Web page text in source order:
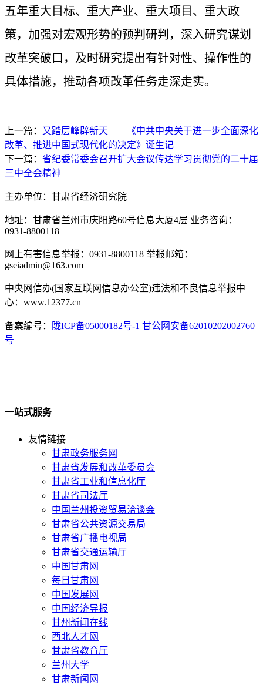
五年重大目标、重大产业、重大项目、重大政
策，加强对宏观形势的预判研判，深入研究谋划
改革突破口，及时研究提出有针对性、操作性的
具体措施，推动各项改革任务走深走实。
上一篇： 又踏层峰辟新天——《中共中央关于进一步全面深化
改革、推进中国式现代化的决定》诞生记
下一篇： 省纪委常委会召开扩大会议传达学习贯彻党的二十届
三中全会精神
主办单位：甘肃省经济研究院
地址：甘肃省兰州市庆阳路60号信息大厦4层 业务咨询：
0931-8800118
网上有害信息举报：0931-8800118 举报邮箱：
gseiadmin@163.com
中央网信办(国家互联网信息办公室)违法和不良信息举报中
心：www.12377.cn
备案编号： 陇ICP备05000182号-1 甘公网安备62010202002760
号
一站式服务
友情链接
甘肃政务服务网
甘肃省发展和改革委员会
甘肃省工业和信息化厅
甘肃省司法厅
中国兰州投资贸易洽谈会
甘肃省公共资源交易局
甘肃省广播电视局
甘肃省交通运输厅
中国甘肃网
每日甘肃网
中国发展网
中国经济导报
甘州新闻在线
西北人才网
甘肃省教育厅
兰州大学
甘肃新闻网